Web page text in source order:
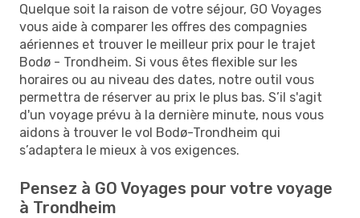
Quelque soit la raison de votre séjour, GO Voyages
vous aide à comparer les offres des compagnies
aériennes et trouver le meilleur prix pour le trajet
Bodø - Trondheim. Si vous êtes flexible sur les
horaires ou au niveau des dates, notre outil vous
permettra de réserver au prix le plus bas. S’il s'agit
d'un voyage prévu à la dernière minute, nous vous
aidons à trouver le vol Bodø-Trondheim qui
s’adaptera le mieux à vos exigences.
Pensez à GO Voyages pour votre voyage
à Trondheim